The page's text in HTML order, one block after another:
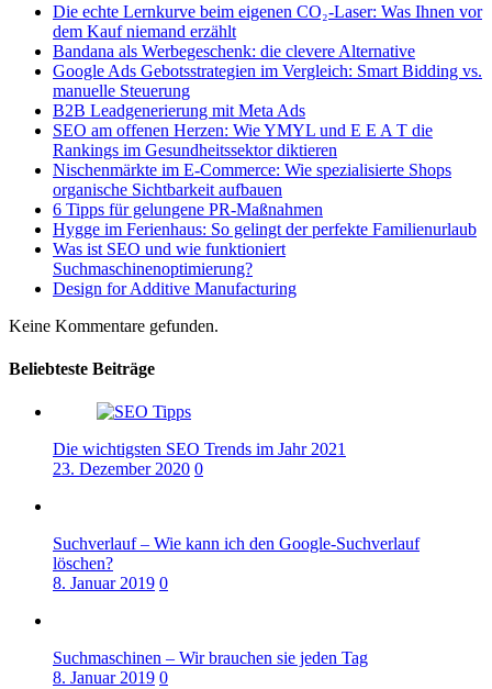
Die echte Lernkurve beim eigenen CO₂-Laser: Was Ihnen vor
dem Kauf niemand erzählt
Bandana als Werbegeschenk: die clevere Alternative
Google Ads Gebotsstrategien im Vergleich: Smart Bidding vs.
manuelle Steuerung
B2B Leadgenerierung mit Meta Ads
SEO am offenen Herzen: Wie YMYL und E E A T die
Rankings im Gesundheitssektor diktieren
Nischenmärkte im E-Commerce: Wie spezialisierte Shops
organische Sichtbarkeit aufbauen
6 Tipps für gelungene PR-Maßnahmen
Hygge im Ferienhaus: So gelingt der perfekte Familienurlaub
Was ist SEO und wie funktioniert
Suchmaschinenoptimierung?
Design for Additive Manufacturing
Keine Kommentare gefunden.
Beliebteste Beiträge
Die wichtigsten SEO Trends im Jahr 2021
23. Dezember 2020 0
Suchverlauf – Wie kann ich den Google-Suchverlauf
löschen?
8. Januar 2019 0
Suchmaschinen – Wir brauchen sie jeden Tag
8. Januar 2019 0